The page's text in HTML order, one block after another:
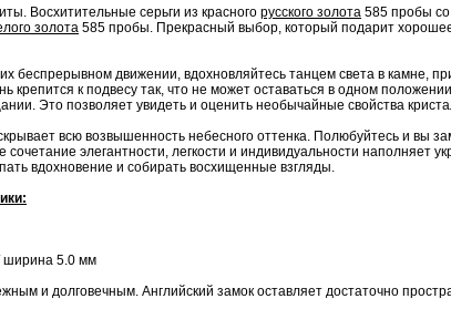
Восхитительные серьги из красного русского золота 585 пробы со
золота 585 пробы. Прекрасный выбор, который подарит
беспрерывном движении, вдохновляйтесь танцем света в камне,
к подвесу так, что не может оставаться в одном
Это позволяет увидеть и оценить необычайные свойства
всю возвышенность небесного оттенка. Полюбуйтесь и вы
сочетание элегантности, легкости и индивидуальности наполняет
вдохновение и собирать восхищенные взгляды.
ширина 5.0 мм
и долговечным. Английский замок оставляет достаточно